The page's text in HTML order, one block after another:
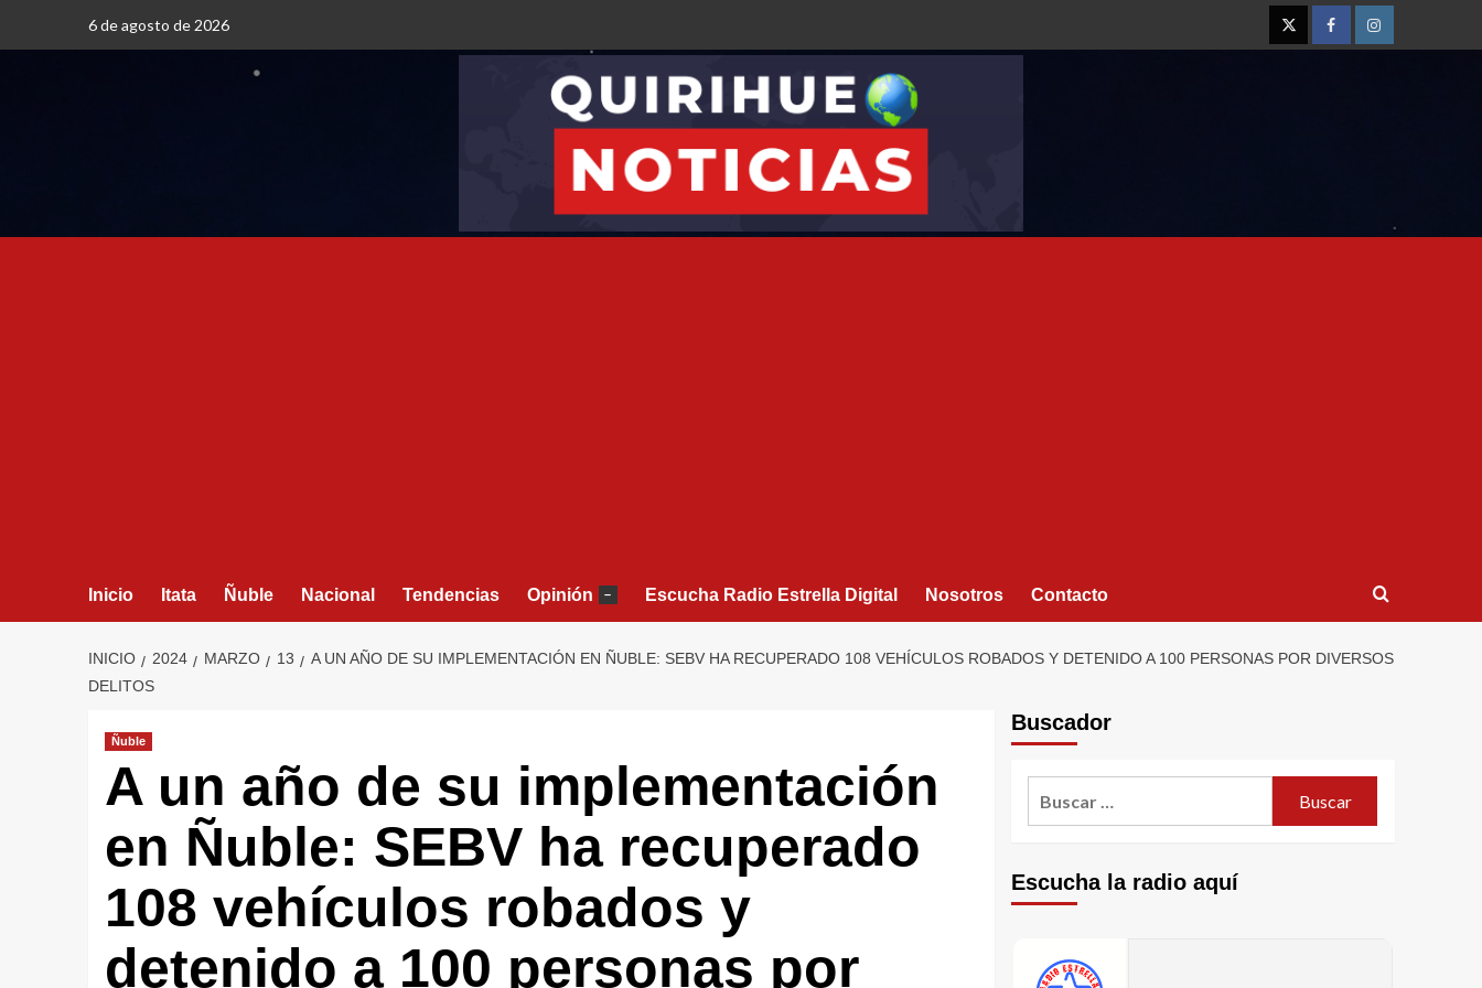
6 de agosto de 2026
Inicio Itata Ñuble Nacional Tendencias Opinión – Escucha Radio Estrella Digital Nosotros Contacto
INICIO 2024 MARZO 13
A UN AÑO DE SU IMPLEMENTACIÓN EN ÑUBLE: SEBV HA RECUPERADO 108 VEHÍCULOS ROBADOS Y DETENIDO A 100 PERSONAS POR DIVERSOS
DELITOS
Ñuble
A un año de su implementación
en Ñuble: SEBV ha recuperado
108 vehículos robados y
detenido a 100 personas por
Buscador
Escucha la radio aquí